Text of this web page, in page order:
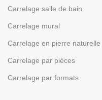
Carrelage salle de bain
Carrelage mural
Carrelage en pierre naturelle
Carrelage par pièces
Carrelage par formats